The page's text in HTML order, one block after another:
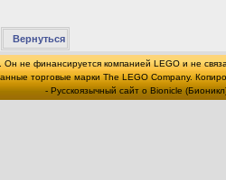
Вернуться
не финансируется компанией LEGO и не
торговые марки The LEGO Company.
- Русскоязычный сайт о Bionicle